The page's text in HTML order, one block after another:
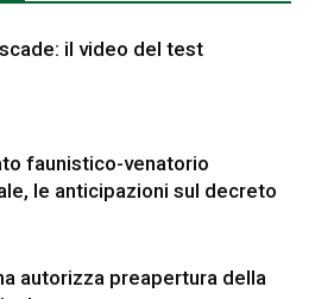
il video del test
faunistico-venatorio
le anticipazioni sul decreto
autorizza preapertura della